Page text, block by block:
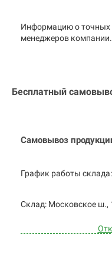
Информацию о точных
менеджеров компании.
Бесплатный
Самовывоз
График работы
Cклад: Московское ш.,